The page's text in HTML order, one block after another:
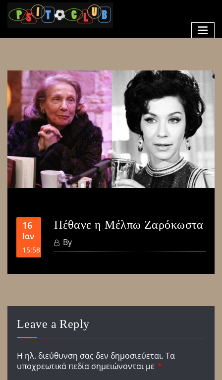
16
Ιαν
15:58
Πέθανε η Μέλπω Ζαρόκωστα
By
Leave a Reply
Η ηλ. διεύθυνση σας δεν δημοσιεύεται. Τα
υποχρεωτικά πεδία σημειώνονται με *